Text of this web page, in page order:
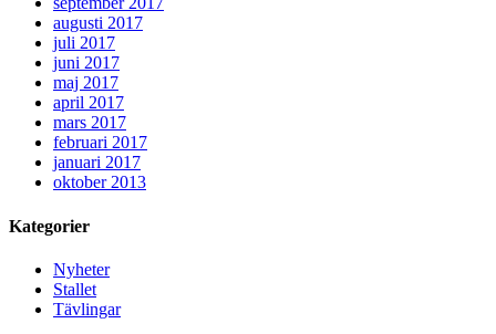
augusti 2017
juli 2017
juni 2017
maj 2017
april 2017
mars 2017
februari 2017
januari 2017
oktober 2013
Kategorier
Nyheter
Stallet
Tävlingar